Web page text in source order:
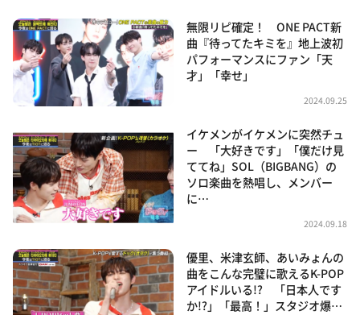
無限リピ確定！ ONE PACT新
曲『待ってたキミを』地上波初
パフォーマンスにファン「天
才」「幸せ」
2024.09.25
イケメンがイケメンに突然チュ
ー 「大好きです」「僕だけ見
ててね」SOL（BIGBANG）の
ソロ楽曲を熱唱し、メンバー
に…
2024.09.18
優里、米津玄師、あいみょんの
曲をこんな完璧に歌えるK-POP
アイドルいる!? 「日本人です
か!?」「最高！」スタジオ爆…